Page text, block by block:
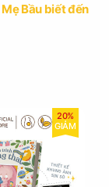
Bầu biết đến
20%
GIẢM